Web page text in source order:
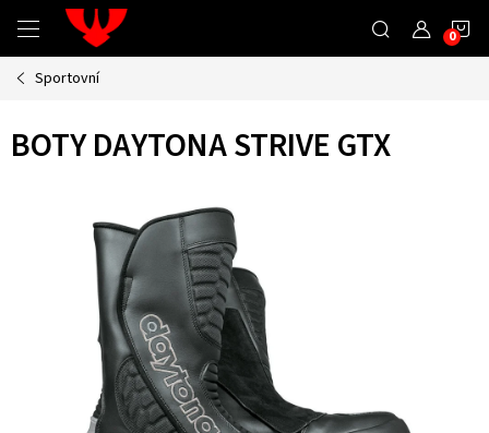
obsah
Sportovní
BOTY DAYTONA STRIVE GTX